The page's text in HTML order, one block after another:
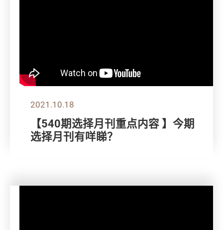
2021.10.18
【540期选择月刊重点内容 】今期
选择月刊有咩睇？